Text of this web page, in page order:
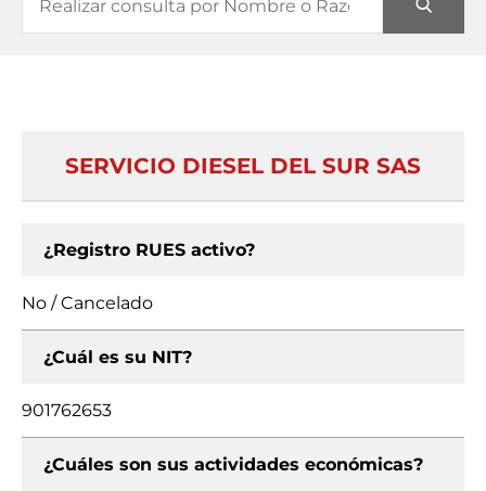
SERVICIO DIESEL DEL SUR SAS
¿Registro RUES activo?
No / Cancelado
¿Cuál es su NIT?
901762653
¿Cuáles son sus actividades económicas?